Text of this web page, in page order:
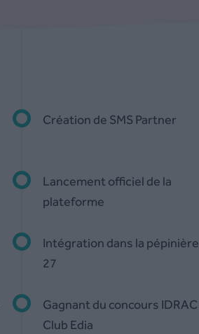
Création de SMS Partner
Lancement officiel de la
plateforme
Intégration dans la pépinière
27
Gagnant du concours IDRAC
Club Edia